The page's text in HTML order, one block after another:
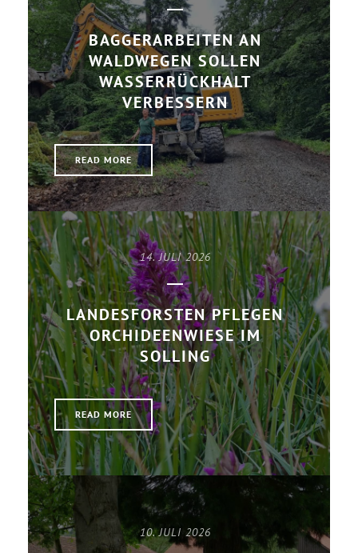
BAGGERARBEITEN AN
WALDWEGEN SOLLEN
WASSERRÜCKHALT
VERBESSERN
READ MORE
14. JULI 2026
LANDESFORSTEN PFLEGEN
ORCHIDEENWIESE IM
SOLLING
READ MORE
10. JULI 2026